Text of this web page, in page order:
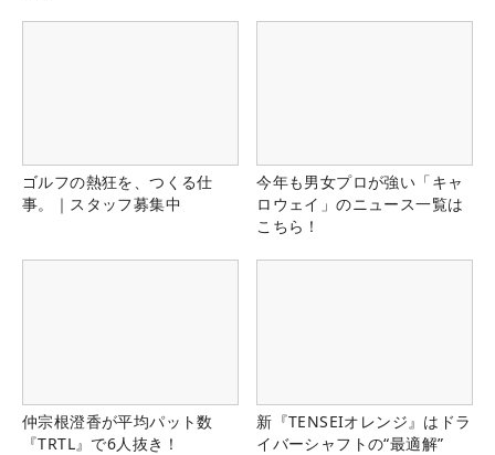
ゴルフの熱狂を、つくる仕
事。｜スタッフ募集中
今年も男女プロが強い「キャ
ロウェイ」のニュース一覧は
こちら！
仲宗根澄香が平均パット数
『TRTL』で6人抜き！
新『TENSEIオレンジ』はドラ
イバーシャフトの“最適解”